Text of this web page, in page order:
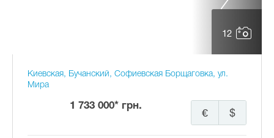
12
Киевская, Бучанский, Софиевская Борщаговка, ул.
Мира
1 733 000* грн.
$
€